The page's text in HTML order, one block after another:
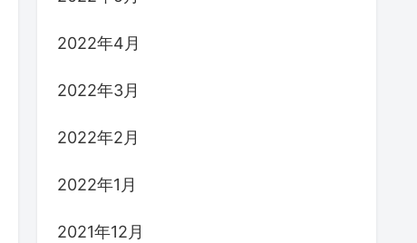
2022年4月
2022年3月
2022年2月
2022年1月
2021年12月